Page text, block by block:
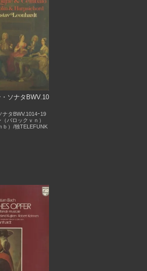
ソナタBWV.10
タBWV.1014ｰ19
バロックｖｎ）
ｂ）/独TELEFUNK